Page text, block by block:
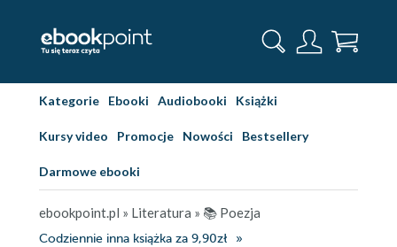
Kategorie Ebooki Audiobooki Książki
Kursy video Promocje Nowości Bestsellery
Darmowe ebooki
ebookpoint.pl » Literatura » 📚 Poezja
Codziennie inna książka za 9,90zł